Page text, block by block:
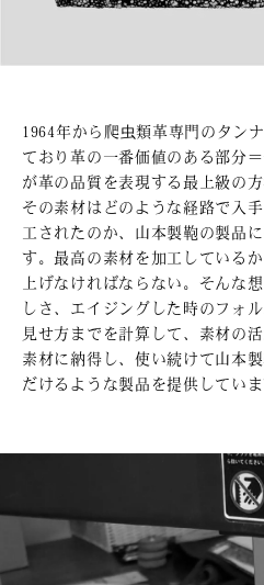
1964年から爬虫類革専門のタン
ており革の一番価値のある部分
が革の品質を表現する最上級の方
その素材はどのような経路で入
工されたのか、山本製鞄の製品
す。最高の素材を加工している
上げなければならない。そんな
しさ、エイジングした時のフォ
見せ方までを計算して、素材の
素材に納得し、使い続けて山本
だけるような製品を提供していま